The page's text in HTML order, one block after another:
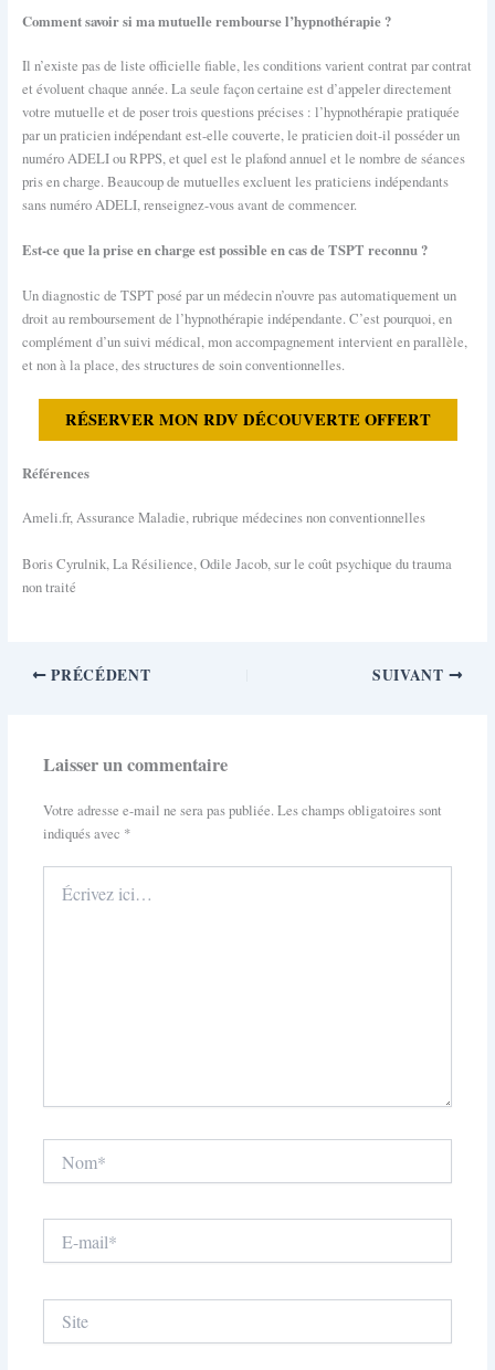
Comment savoir si ma mutuelle rembourse l’hypnothérapie ?
Il n’existe pas de liste officielle fiable, les conditions varient contrat par contrat
et évoluent chaque année. La seule façon certaine est d’appeler directement
votre mutuelle et de poser trois questions précises : l’hypnothérapie pratiquée
par un praticien indépendant est-elle couverte, le praticien doit-il posséder un
numéro ADELI ou RPPS, et quel est le plafond annuel et le nombre de séances
pris en charge. Beaucoup de mutuelles excluent les praticiens indépendants
sans numéro ADELI, renseignez-vous avant de commencer.
Est-ce que la prise en charge est possible en cas de TSPT reconnu ?
Un diagnostic de TSPT posé par un médecin n’ouvre pas automatiquement un
droit au remboursement de l’hypnothérapie indépendante. C’est pourquoi, en
complément d’un suivi médical, mon accompagnement intervient en parallèle,
et non à la place, des structures de soin conventionnelles.
RÉSERVER MON RDV DÉCOUVERTE OFFERT
Références
Ameli.fr, Assurance Maladie, rubrique médecines non conventionnelles
Boris Cyrulnik, La Résilience, Odile Jacob, sur le coût psychique du trauma
non traité
PRÉCÉDENT SUIVANT
Laisser un commentaire
Votre adresse e-mail ne sera pas publiée. Les champs obligatoires sont
indiqués avec *
ici…
mail*